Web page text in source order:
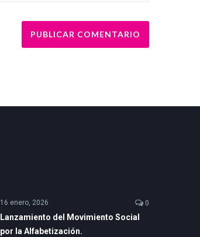
16 enero, 2026 0
Lanzamiento del Movimiento Social
por la Alfabetización.